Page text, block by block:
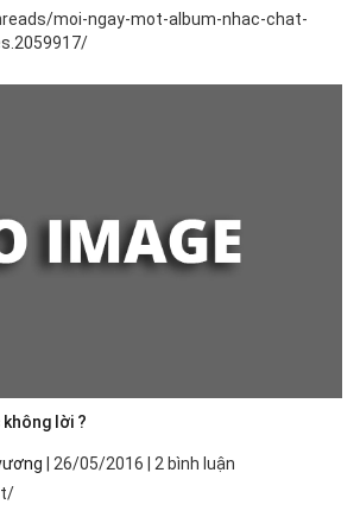
moi-ngay-mot-album-nhac-chat-
không lời ?
| 26/05/2016 | 2 bình luận